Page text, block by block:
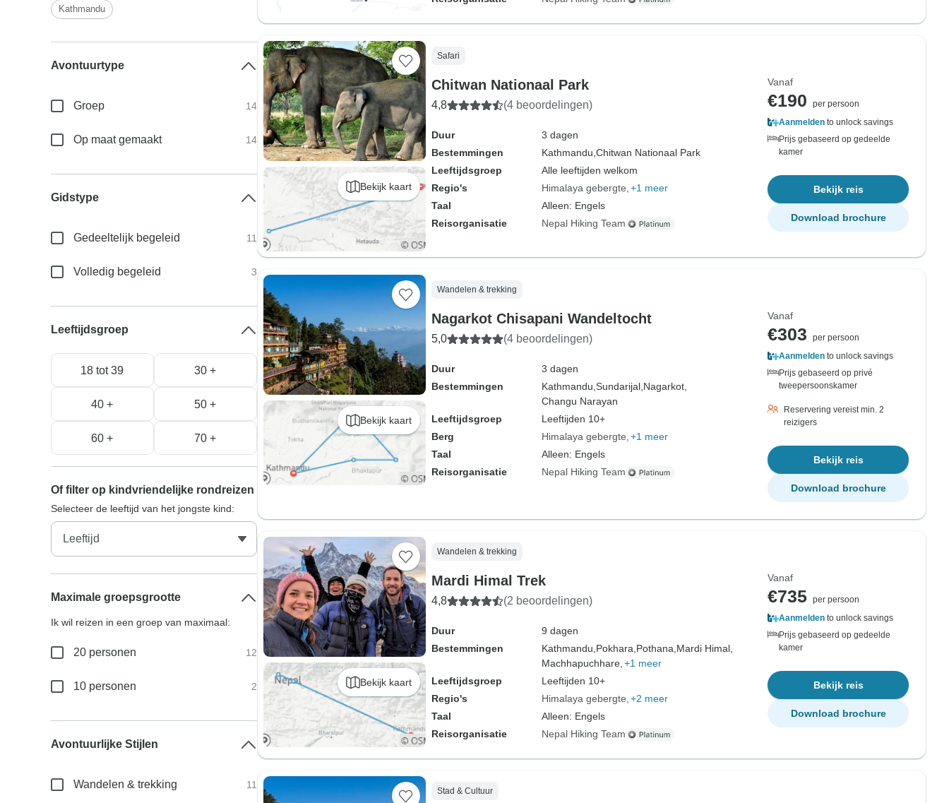
Bekijk kaart
Safari
Chitwan Nationaal Park
4,8 (4 beoordelingen)
Duur
3 dagen
Bestemmingen
Kathmandu, Chitwan Nationaal Park
Leeftijdsgroep
Alle leeftijden welkom
Regio's
Himalaya gebergte +1 meer
Taal
Alleen: Engels
Reisorganisatie
Nepal Hiking Team
Vanaf
€190
per persoon
Aanmelden to unlock savings
Prijs gebaseerd op gedeelde
kamer
Bekijk reis
Download brochure
Bekijk kaart
Wandelen & trekking
Nagarkot Chisapani Wandeltocht
5,0 (4 beoordelingen)
Duur
3 dagen
Bestemmingen
Kathmandu, Sundarijal, Nagarkot,
Changu Narayan
Leeftijdsgroep
Leeftijden 10+
Berg
Himalaya gebergte +1 meer
Taal
Alleen: Engels
Reisorganisatie
Nepal Hiking Team
Vanaf
€303
per persoon
Aanmelden to unlock savings
Prijs gebaseerd op privé
tweepersoonskamer
Reservering vereist min. 2
reizigers
Bekijk reis
Download brochure
Bekijk kaart
Wandelen & trekking
Mardi Himal Trek
4,8 (2 beoordelingen)
Duur
9 dagen
Bestemmingen
Kathmandu, Pokhara, Pothana, Mardi Himal,
Machhapuchhare, +1 meer
Leeftijdsgroep
Leeftijden 10+
Regio's
Himalaya gebergte +2 meer
Taal
Alleen: Engels
Reisorganisatie
Nepal Hiking Team
Vanaf
€735 per persoon
Aanmelden to unlock savings
Prijs gebaseerd op gedeelde
kamer
Bekijk reis
Download brochure
Stad & Cultuur
Kathmandu
Avontuurtype
Groep 14
Op maat gemaakt 14
Gidstype
Gedeeltelijk begeleid 11
Volledig begeleid 3
Leeftijdsgroep
18 tot 39 30 +
40 + 50 +
60 + 70 +
Of filter op kindvriendelijke rondreizen
Selecteer de leeftijd van het jongste kind:
Maximale groepsgrootte
Ik wil reizen in een groep van maximaal:
20 personen 12
10 personen 2
Avontuurlijke Stijlen
Wandelen & trekking 11